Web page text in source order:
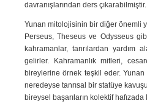
davranışlarından ders çıkarabilmiştir.
Yunan mitolojisinin bir diğer önemli
Perseus, Theseus ve Odysseus
kahramanlar, tanrılardan yardım
gelirler. Kahramanlık mitleri,
bireylerine örnek teşkil eder.
neredeyse tanrısal bir statüye
bireysel başarıların kolektif